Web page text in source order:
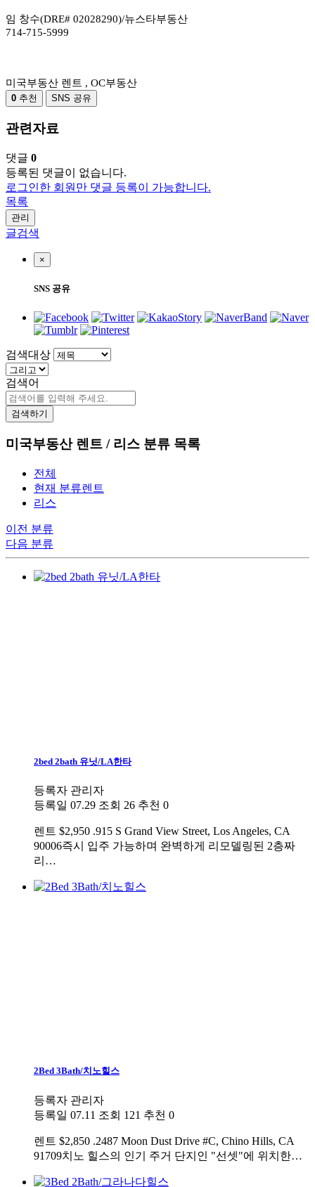
임 창수(DRE# 02028290)/뉴스타부동산
714-715-5999
미국부동산 렌트 , OC부동산
0 추천 SNS 공유
관련자료
댓글 0
등록된 댓글이 없습니다.
로그인한 회원만 댓글 등록이 가능합니다.
목록
관리
글검색
×
SNS 공유
검색대상
검색어
검색하기
미국부동산 렌트 / 리스 분류 목록
전체
현재 분류렌트
리스
이전 분류
다음 분류
2bed 2bath 유닛/LA한타
등록자 관리자
등록일 07.29 조회 26 추천 0
렌트 $2,950 .915 S Grand View Street, Los Angeles, CA
90006즉시 입주 가능하며 완벽하게 리모델링된 2층짜
리…
2Bed 3Bath/치노힐스
등록자 관리자
등록일 07.11 조회 121 추천 0
렌트 $2,850 .2487 Moon Dust Drive #C, Chino Hills, CA
91709치노 힐스의 인기 주거 단지인 "선셋"에 위치한…